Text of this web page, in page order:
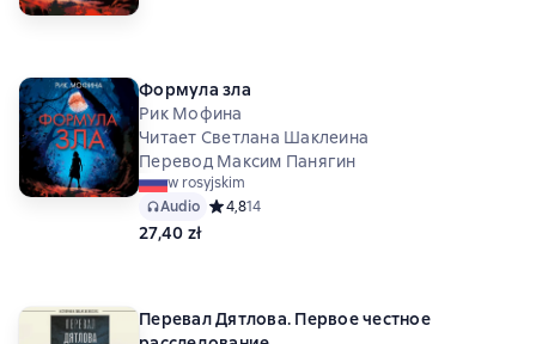
Формула зла
Рик Мофина
Читает Светлана Шаклеина
Перевод Максим Панягин
w rosyjskim
Audio Средний рейтинг 4,8 на основе 14 оценок
4,814
27,40 zł
Перевал Дятлова. Первое честное